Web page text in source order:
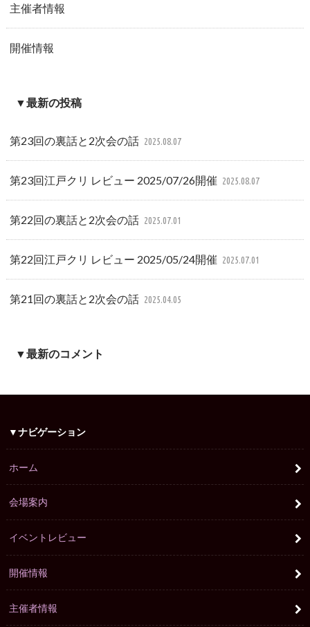
主催者情報
開催情報
▼最新の投稿
第23回の裏話と2次会の話 2025.08.07
第23回江戸クリ レビュー 2025/07/26開催 2025.08.07
第22回の裏話と2次会の話 2025.07.01
第22回江戸クリ レビュー 2025/05/24開催 2025.07.01
第21回の裏話と2次会の話 2025.04.05
▼最新のコメント
▼ナビゲーション
ホーム
会場案内
イベントレビュー
開催情報
主催者情報